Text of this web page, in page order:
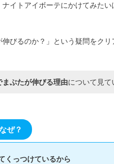
ナイトアイボーテにかけてみた
びるのか？」という疑問をク
ぶたが伸びる理由について見て
ぜ？
くっつけているから